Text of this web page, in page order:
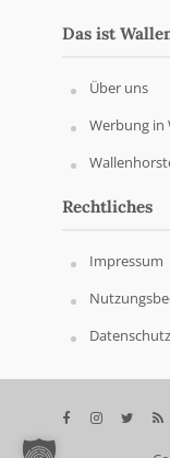
Das ist
Über uns
Werbung in
Rechtliches
Impressum